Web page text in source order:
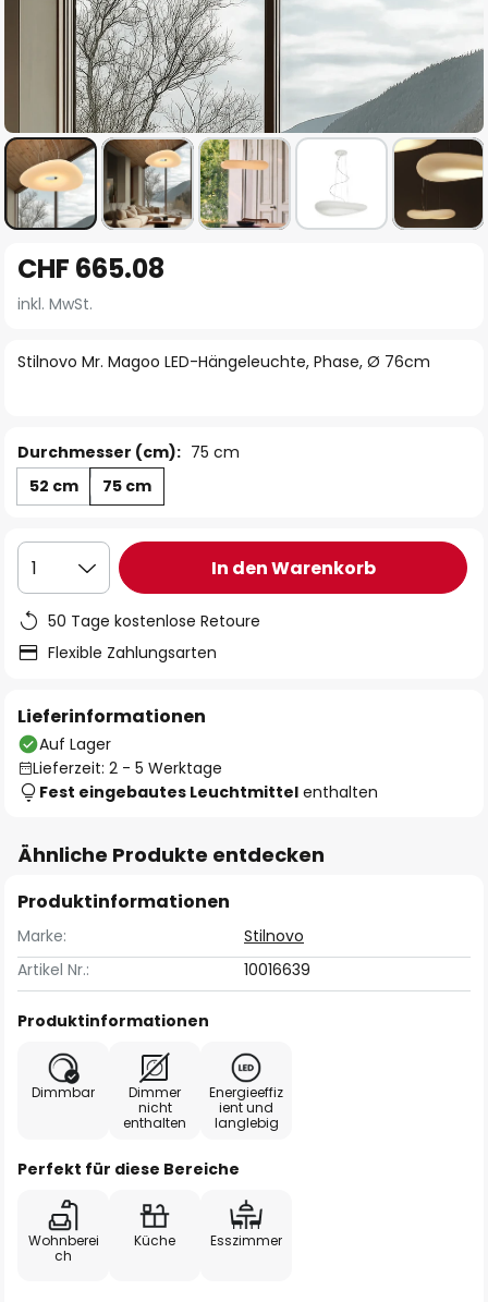
Anfang
der
springen
Stilnovo Mr. Magoo LED-Hängeleuchte, Phase, Ø 76cm
CHF 665.08
inkl. MwSt.
Durchmesser (cm): 75 cm
52 cm
75 cm
1 In den Warenkorb
50 Tage kostenlose Retoure
Flexible Zahlungsarten
Lieferinformationen
Auf Lager
Lieferzeit: 2 - 5 Werktage
Fest eingebautes Leuchtmittel enthalten
Ähnliche Produkte entdecken
Produktinformationen
Marke:
Stilnovo
Artikel Nr.:
10016639
Produktinformationen
Dimmbar
Dimmer
nicht
enthalten
Energieeffiz
ient und
langlebig
Perfekt für diese Bereiche
Wohnberei
ch
Küche Esszimmer